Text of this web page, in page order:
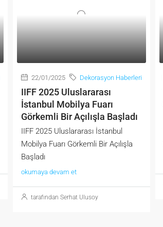
22/01/2025 Dekorasyon Haberleri
IIFF 2025 Uluslararası
İstanbul Mobilya Fuarı
Görkemli Bir Açılışla Başladı
IIFF 2025 Uluslararası İstanbul
Mobilya Fuarı Görkemli Bir Açılışla
Başladı
okumaya devam et
tarafından Serhat Ulusoy